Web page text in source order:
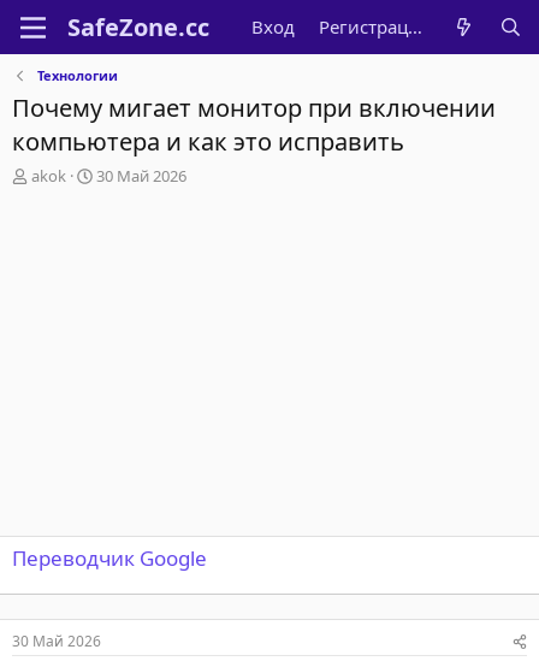
Вход Регистрация
Технологии
Почему мигает монитор при включении
компьютера и как это исправить
А
akok
Д
30 Май 2026
Переводчик Google
30 Май 2026